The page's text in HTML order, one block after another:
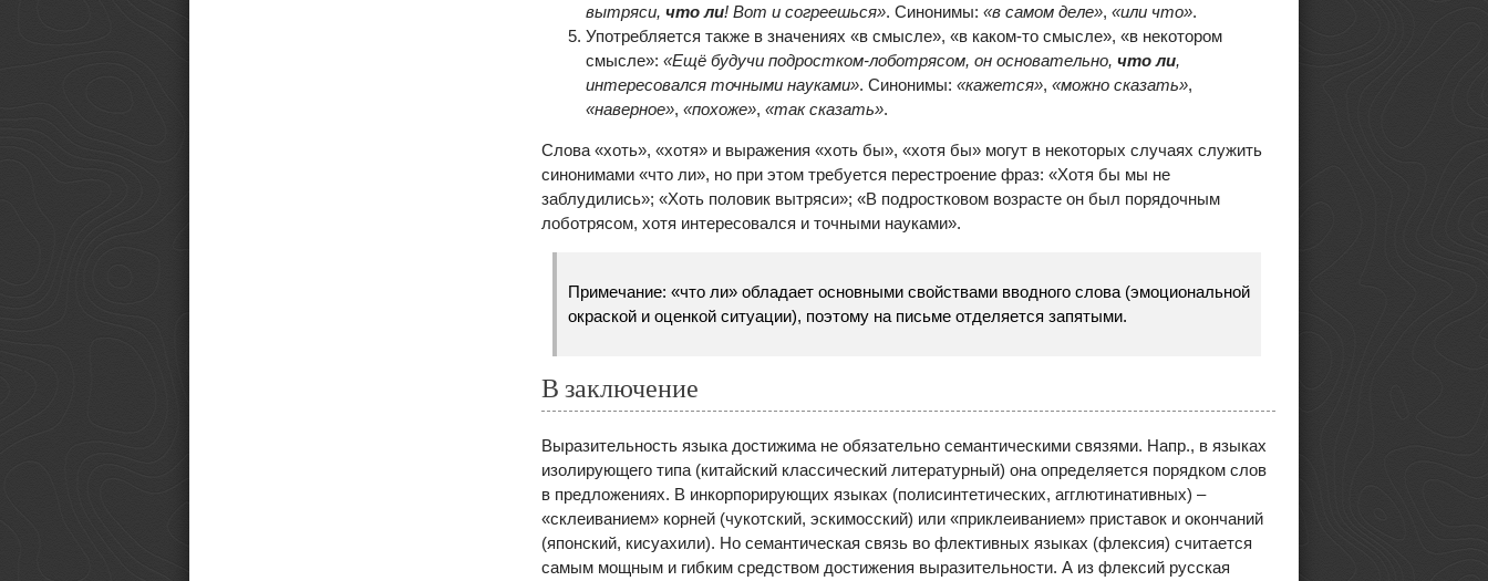
вытряси, что ли! Вот и согреешься». Синонимы: «в самом деле», «или что».
Употребляется также в значениях «в смысле», «в каком-то смысле», «в некотором
смысле»: «Ещё будучи подростком-лоботрясом, он основательно, что ли,
интересовался точными науками». Синонимы: «кажется», «можно сказать»,
«наверное», «похоже», «так сказать».
Слова «хоть», «хотя» и выражения «хоть бы», «хотя бы» могут в некоторых случаях служить
синонимами «что ли», но при этом требуется перестроение фраз: «Хотя бы мы не
заблудились»; «Хоть половик вытряси»; «В подростковом возрасте он был порядочным
лоботрясом, хотя интересовался и точными науками».
Примечание: «что ли» обладает основными свойствами вводного слова (эмоциональной
окраской и оценкой ситуации), поэтому на письме отделяется запятыми.
В заключение
Выразительность языка достижима не обязательно семантическими связями. Напр., в языках
изолирующего типа (китайский классический литературный) она определяется порядком слов
в предложениях. В инкорпорирующих языках (полисинтетических, агглютинативных) –
«склеиванием» корней (чукотский, эскимосский) или «приклеиванием» приставок и окончаний
(японский, кисуахили). Но семантическая связь во флективных языках (флексия) считается
самым мощным и гибким средством достижения выразительности. А из флексий русская